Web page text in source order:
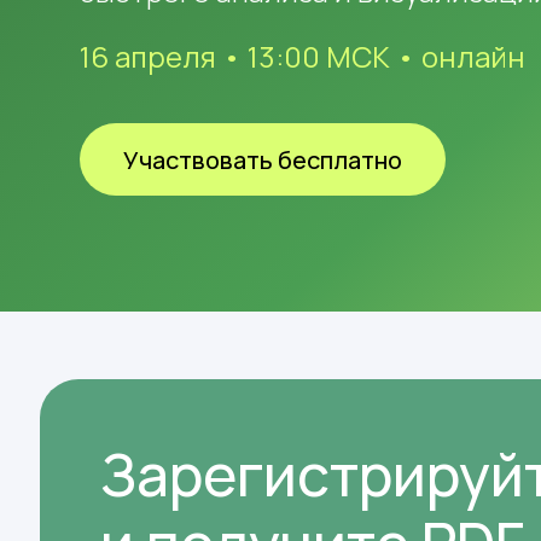
Участвовать бесплатно
16 апреля • 13:00 МСК • онлайн